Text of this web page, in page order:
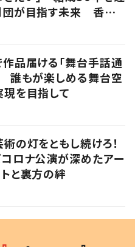
が目指す未来 香川・
品届ける「舞台手話通
誰もが楽しめる舞台空
を目指して
の灯をともし続けろ！
コロナ公演が深めたアー
と裏方の絆